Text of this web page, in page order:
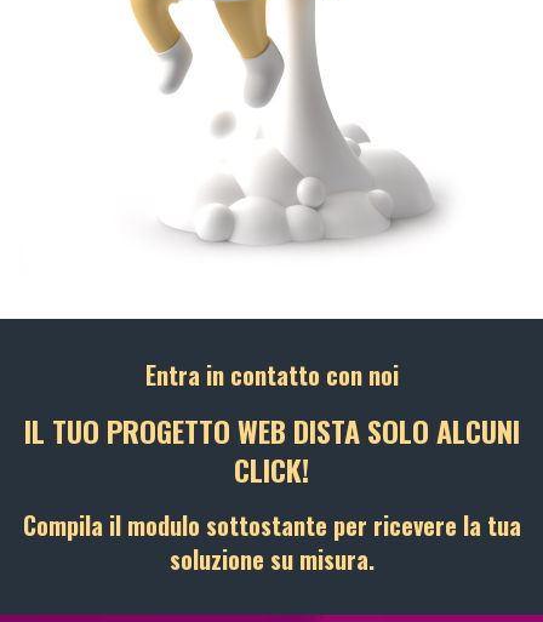
Entra in contatto con noi
IL TUO PROGETTO WEB DISTA SOLO ALCUNI
CLICK!
Compila il modulo sottostante per ricevere la tua
soluzione su misura.